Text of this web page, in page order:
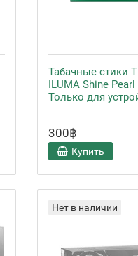
Табачные стики
ILUMA Shine
Только для
300฿
Купить
Нет в наличии